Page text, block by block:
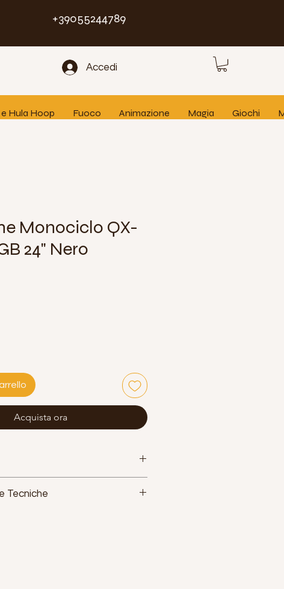
+39055244789
Accedi
Hula Hoop Fuoco Animazione Magia Giochi
Monociclo QX-
24" Nero
Acquista ora
Tecniche